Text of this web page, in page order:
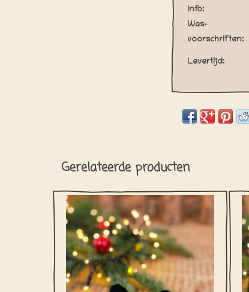
Info:
Was-
voorschriften:
Levertijd:
Gerelateerde producten
Met deze leuke fluwelen feeststrik,
steelt jouw hond sowieso de show!
TOEVOEGEN AAN WINKELWAGEN